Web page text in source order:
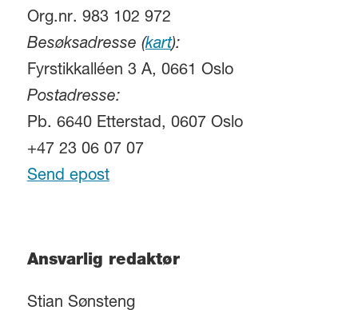
Org.nr. 983 102 972
Besøksadresse (kart):
Fyrstikkalléen 3 A, 0661 Oslo
Postadresse:
Pb. 6640 Etterstad, 0607 Oslo
+47 23 06 07 07
Send epost
Ansvarlig redaktør
Stian Sønsteng